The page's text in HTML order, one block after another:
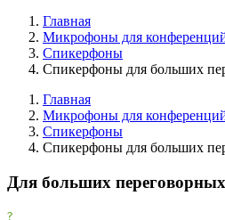
Главная
Микрофоны для
Спикерфоны
Спикерфоны для больших
Фильтры
Фильтр
Товары со скидкой
Главная
Микрофоны для
Спикерфоны
Спикерфоны для больших
Для больших переговорных